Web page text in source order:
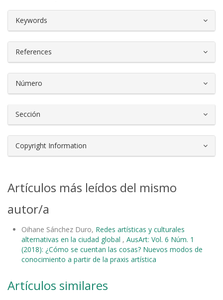
Keywords
References
Número
Sección
Copyright Information
Artículos más leídos del mismo
autor/a
Oihane Sánchez Duro, Redes artísticas y culturales
alternativas en la ciudad global , AusArt: Vol. 6 Núm. 1
(2018): ¿Cómo se cuentan las cosas? Nuevos modos de
conocimiento a partir de la praxis artística
Artículos similares